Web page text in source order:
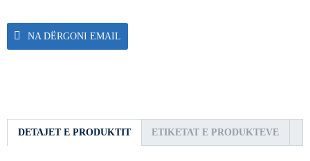
NA DËRGONI EMAIL
DETAJET E PRODUKTIT ETIKETAT E PRODUKTEVE